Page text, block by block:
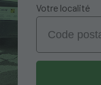
Votre localité